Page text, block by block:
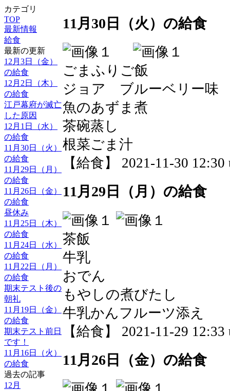
カテゴリ
TOP
最新情報
給食
最新の更新
12月3日（金）
の給食
12月2日（木）
の給食
江戸幕府が滅亡
した原因
12月1日（水）
の給食
11月30日（火）
の給食
11月29日（月）
の給食
11月26日（金）
の給食
昼休み
11月25日（木）
の給食
11月24日（水）
の給食
11月22日（月）
の給食
期末テスト後の
朝礼
11月19日（金）
の給食
期末テスト前日
です！
11月16日（火）
の給食
過去の記事
12月
11月30日（火）の給食
ごまふりご飯
ジョア ブルーベリー味
魚のあずま煮
茶碗蒸し
根菜ごま汁
【給食】 2021-11-30 12:30
11月29日（月）の給食
茶飯
牛乳
おでん
もやしの煮びたし
牛乳かんフルーツ添え
【給食】 2021-11-29 12:33
11月26日（金）の給食